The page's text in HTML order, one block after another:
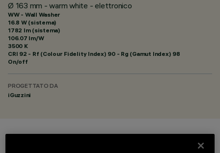
Ø 163 mm - warm white - elettronico
WW - Wall Washer
16.8 W (sistema)
1782 lm (sistema)
106.07 lm/W
3500 K
CRI 92 - Rf (Colour Fidelity Index) 90 - Rg (Gamut Index) 98
On/off
PROGETTATO DA
iGuzzini